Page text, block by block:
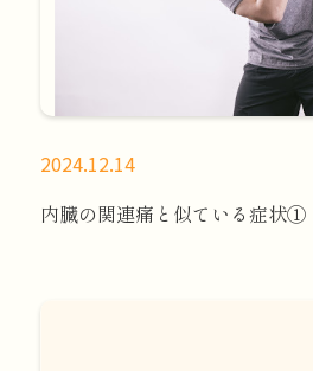
2024.12.14